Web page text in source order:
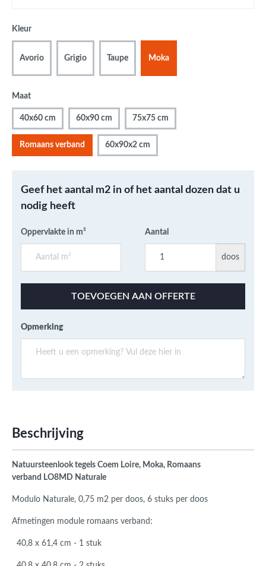
Kleur
Avorio Grigio Taupe Moka
Maat
40x60 cm 60x90 cm 75x75 cm
Romaans verband 60x90x2 cm
Geef het aantal m2 in of het aantal dozen dat u
nodig heeft
Oppervlakte in m² Aantal
doos
TOEVOEGEN AAN OFFERTE
Opmerking
Beschrijving
Natuursteenlooktegels Coem Loire, Moka, Romaans
verband LO8MD Naturale
Modulo Naturale, 0,75 m2 per doos, 6 stuks per doos
Afmetingen module romaans verband:
40,8 x 61,4 cm - 1 stuk